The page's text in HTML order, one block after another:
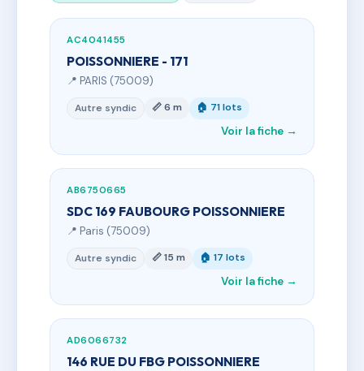
AC4041455
POISSONNIERE - 171
📍 PARIS (75009)
Autre syndic 📏 6 m 🏠 71 lots
Voir la fiche →
AB6750665
SDC 169 FAUBOURG POISSONNIERE
📍 Paris (75009)
Autre syndic 📏 15 m 🏠 17 lots
Voir la fiche →
AD6066732
146 RUE DU FBG POISSONNIERE